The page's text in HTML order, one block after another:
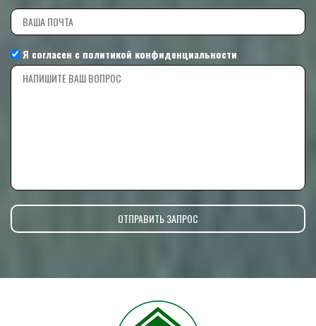
Я согласен с политикой конфиденциальности